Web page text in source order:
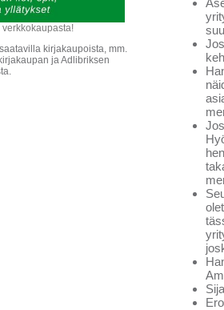
kirjakaupoista, mm.
ja Adlibriksen